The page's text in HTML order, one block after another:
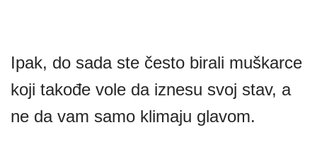
Ipak, do sada ste često birali muškarce
koji takođe vole da iznesu svoj stav, a
ne da vam samo klimaju glavom.